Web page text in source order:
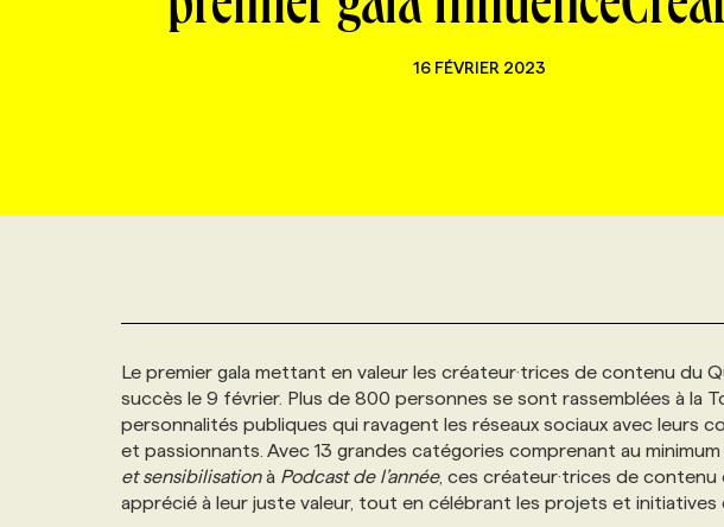
NOMINATIONS
TENDANCES
RESSOURCES HUMAINES
ÉVÉNEMENTIEL
NOS AUTEUR‧RICES
ANNONCEZ AVEC NOUS
BULLETIN FORMATION
EMPLOYEUR
ANNONCEZ AVEC NOUS
NOUVEAU!
NOS FORMATEUR‧RICES
POURQUOI CHOISIR NOS FORMATIONS
NOS EXPERTISES
16 FÉVRIER 2023
Le premier gala mettant en valeur les créateur·trices de contenu du
succès le 9 février. Plus de 800 personnes se sont rassemblées à la
personnalités publiques qui ravagent les réseaux sociaux avec leurs
et passionnants. Avec 13 grandes catégories comprenant au
et sensibilisationà Podcast de l’année, ces créateur·trices de
apprécié à leur juste valeur, tout en célébrant les projets et